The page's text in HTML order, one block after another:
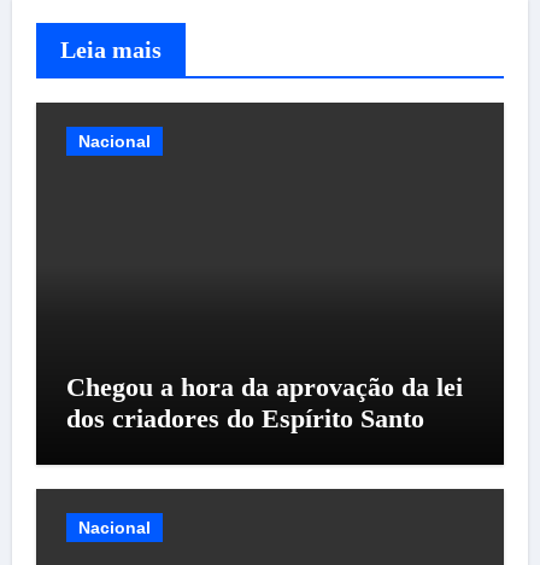
Leia mais
Nacional
Chegou a hora da aprovação da lei
dos criadores do Espírito Santo
Nacional